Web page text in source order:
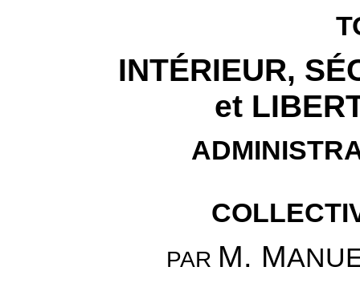
INTÉRIEUR,
et
PAR M. M